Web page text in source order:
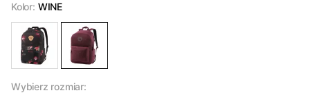
Kolor: WINE
Wybierz rozmiar: